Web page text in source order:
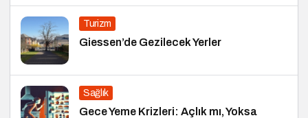
Turizm
Giessen’de Gezilecek Yerler
Sağlık
Gece Yeme Krizleri: Açlık mı, Yoksa